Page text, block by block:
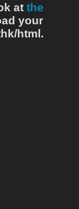
at the
your
html.